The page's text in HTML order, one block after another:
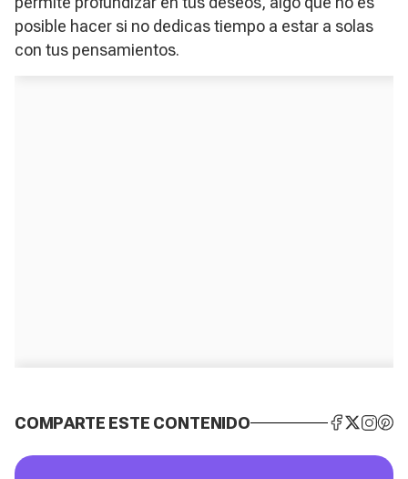
posible hacer si no dedicas tiempo a estar a solas
con tus pensamientos.
COMPARTE ESTE CONTENIDO